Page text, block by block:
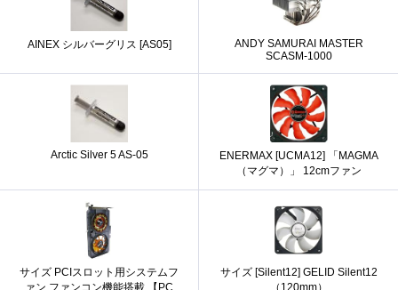
AINEX シルバーグリス [AS05]
ANDY SAMURAI MASTER
SCASM-1000
Arctic Silver 5 AS-05
ENERMAX [UCMA12] 「MAGMA
（マグマ）」 12cmファン
サイズ PCIスロット用システムフ
サイズ [Silent12] GELID Silent12